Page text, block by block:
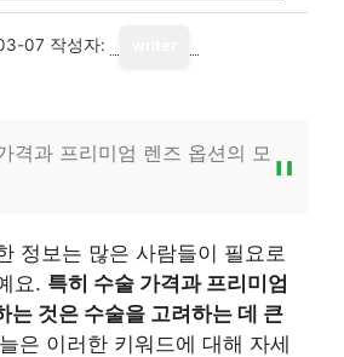
07 작성자:
격과 프리미엄 렌즈 옵션의 모
정보는 많은 사람들이 필요로
요. 특히 수술 가격과 프리미엄
는 것은 수술을 고려하는 데 큰
은 이러한 키워드에 대해 자세